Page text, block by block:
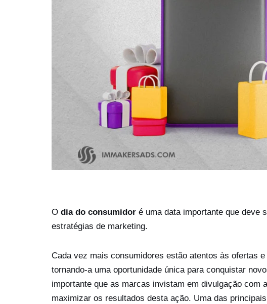
O dia do consumidor é uma data importante que deve
estratégias de marketing.
Cada vez mais consumidores estão atentos às ofertas
tornando-a uma oportunidade única para conquistar
importante que as marcas invistam em divulgação com
maximizar os resultados desta ação. Uma das